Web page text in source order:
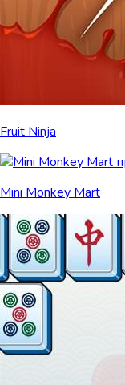
Fruit Ninja
Mini Monkey Mart